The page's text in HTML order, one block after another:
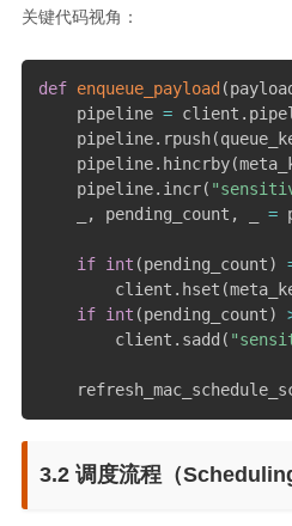
关键代码视角：
def enqueue_payload (
    pipeline
= client .
    pipeline
. rpush(
    pipeline
. hincrby(
    pipeline
. incr(
, pending_count , =
if int (pending_count)
        client
. hset (
if int (pending_count)
        client
. sadd (
3.2 调度流程（Scheduling